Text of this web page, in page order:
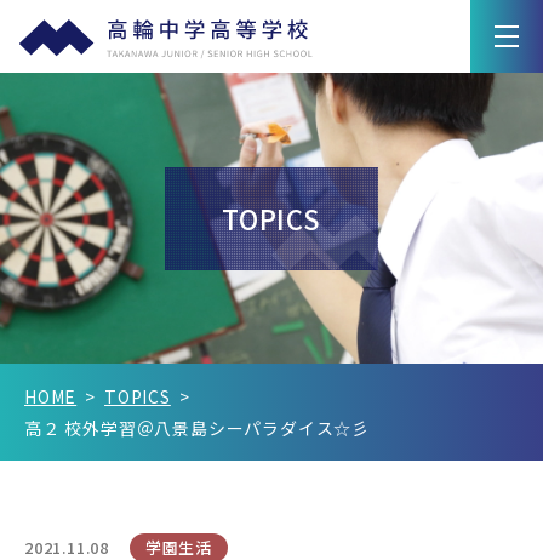
教育の特色
高輪ライフ
入試情報
在校生保護者の方へ
新着情報
TOPICS
HOME
TOPICS
高２ 校外学習＠八景島シーパラダイス☆彡
2021.11.08 学園生活